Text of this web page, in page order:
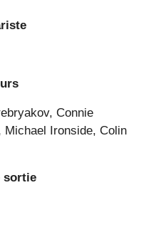
Connie
Michael Ironside, Colin
sortie